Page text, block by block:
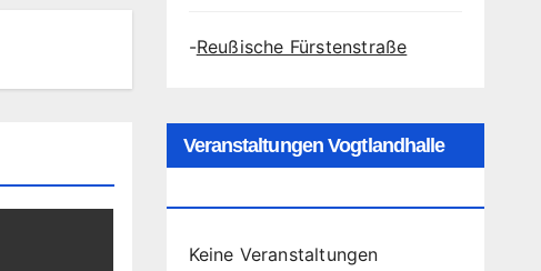
-Reußische Fürstenstraße
Veranstaltungen Vogtlandhalle
Keine Veranstaltungen